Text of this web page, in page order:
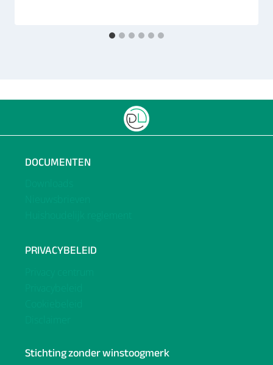
DOCUMENTEN
PRIVACYBELEID
Stichting zonder winstoogmerk